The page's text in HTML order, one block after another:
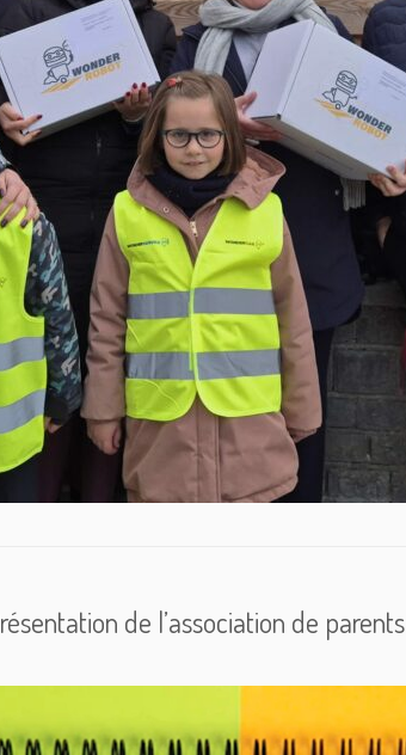
de l’association de parents